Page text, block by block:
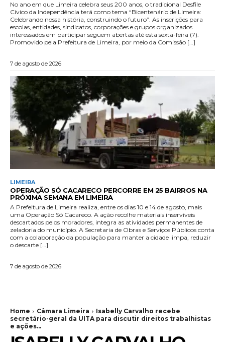
No ano em que Limeira celebra seus 200 anos, o tradicional Desfile
Cívico da Independência terá como tema “Bicentenário de Limeira:
Celebrando nossa história, construindo o futuro”. As inscrições para
escolas, entidades, sindicatos, corporações e grupos organizados
interessados em participar seguem abertas até esta sexta-feira (7).
Promovido pela Prefeitura de Limeira, por meio da Comissão […]
7 de agosto de 2026
LIMEIRA
OPERAÇÃO SÓ CACARECO PERCORRE EM 25 BAIRROS NA
PRÓXIMA SEMANA EM LIMEIRA
A Prefeitura de Limeira realiza, entre os dias 10 e 14 de agosto, mais
uma Operação Só Cacareco. A ação recolhe materiais inservíveis
descartados pelos moradores, integra as atividades permanentes de
zeladoria do município. A Secretaria de Obras e Serviços Públicos conta
com a colaboração da população para manter a cidade limpa, reduzir
o descarte […]
7 de agosto de 2026